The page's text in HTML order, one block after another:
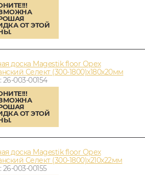
ОТ ЭТОЙ
доска Magestik floor Орех
Селект (300-1800)x180x20мм
26-003-00154
ОТ ЭТОЙ
доска Magestik floor Орех
Селект (300-1800)x210x22мм
26-003-00155